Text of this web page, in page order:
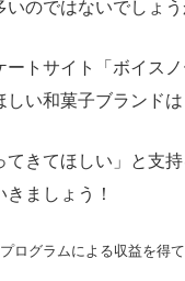
のではないでしょう
トサイト「ボイス
い和菓子ブランド
きてほしい」と支
ましょう！
ログラムによる収益を得